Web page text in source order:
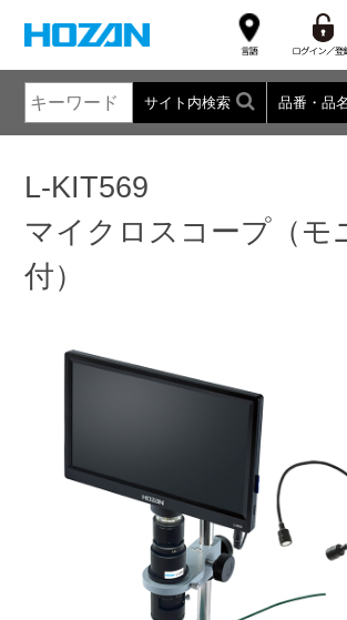
サイト内検索 品番・品
L-KIT569
マイクロスコープ（モ
付）